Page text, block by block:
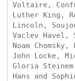
Voltaire,
Luther King,
Lincoln,
Vaclev Havel,
Noam
John Locke,
Gloria
Hans and